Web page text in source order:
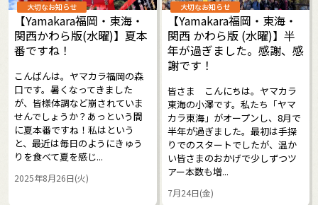
大切なお知らせ
【Yamakara福岡・東海・
関西かわら版(水曜)】夏本
番ですね！
こんばんは。ヤマカラ福岡の森
口です。暑くなってきました
が、皆様体調など崩されていま
せんでしょうか？あっという間
に夏本番ですね！私はという
と、最近は毎日のようにきゅう
りを食べて夏を感じ...
2025年8月26日(火)
大切なお知らせ
【Yamakara福岡・東海・
関西 かわら版 (水曜)】半
年が過ぎました。感謝、感
謝です！
皆さま こんにちは。ヤマカラ
東海の小澤です。私たち「ヤマ
カラ東海」がオープンし、8月で
半年が過ぎました。最初は手探
りでのスタートでしたが、温か
い皆さまのおかげで少しずつツ
アー本数も増...
7月24日(金)